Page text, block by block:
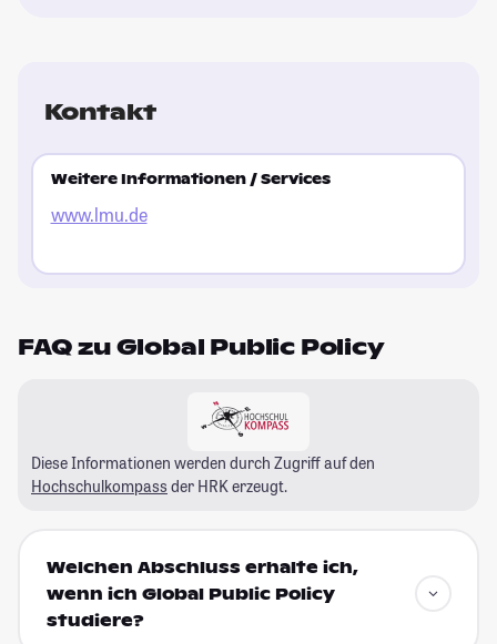
Kontakt
Weitere Informationen / Services
www.lmu.de
FAQ zu Global Public Policy
Diese Informationen werden durch Zugriff auf den
Hochschulkompass der HRK erzeugt.
Welchen Abschluss erhalte ich,
wenn ich Global Public Policy
studiere?